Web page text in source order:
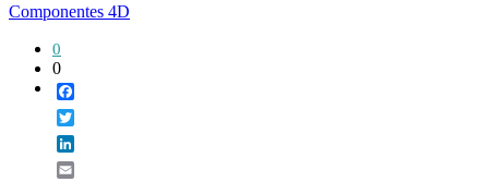
Componentes 4D
0
0